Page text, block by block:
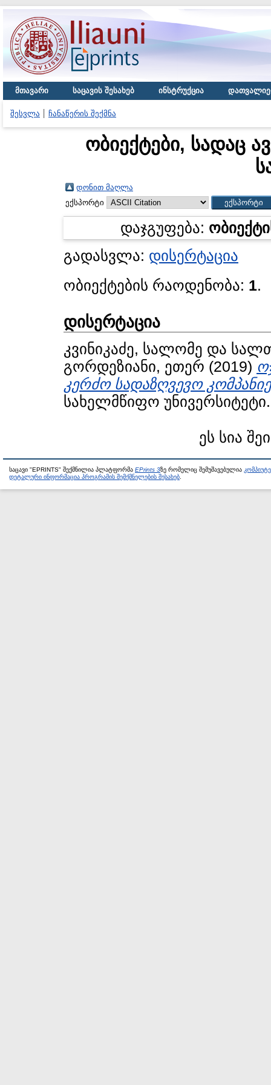
მთავარი საცავის შესახებ ინსტრუქცია
შესვლა ჩანაწერის შექმნა
ობიექტები, სადაც
დონით მაღლა
ექსპორტი
დაჯგუფება:
გადასვლა: დისერტაცია
ობიექტების რაოდენობა: 1.
დისერტაცია
კვინიკაძე, სალომე და
გორდეზიანი, ეთერ (2019)
კერძო სადაზღვევო
სახელმწიფო უნივერსიტეტი.
ეს სია
საცავი "EPRINTS" შექმნილია პლატფორმა EPrints 3ზე რომელიც შემუშავებულია
დეტალური ინფორმაცია პროგრამის შემქმნელების შესახებ